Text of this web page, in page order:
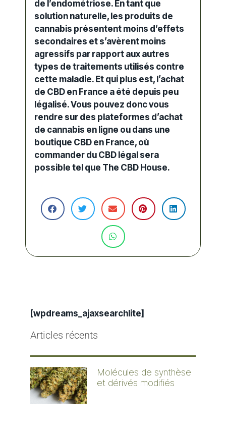
de l’endométriose. En tant que
solution naturelle, les produits de
cannabis présentent moins d’effets
secondaires et s’avèrent moins
agressifs par rapport aux autres
types de traitements utilisés contre
cette maladie. Et qui plus est, l’achat
de CBD en France a été depuis peu
légalisé. Vous pouvez donc vous
rendre sur des plateformes d’achat
de cannabis en ligne ou dans une
boutique CBD en France, où
commander du CBD légal sera
possible tel que The CBD House.
[wpdreams_ajaxsearchlite]
Articles récents
Molécules de synthèse
et dérivés modifiés